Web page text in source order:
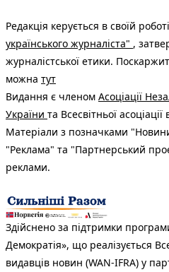
Редакція керується в своїй роботі
українського журналіста" ,
журналістської етики.
можна тут
Видання є членом Асоціації
України та Всесвітньої асоціації
Матеріали з позначками
"Реклама" та "Партнерський
реклами.
Здійснено за підтримки
Демократія», що реалізується
видавців новин (WAN-IFRA) у